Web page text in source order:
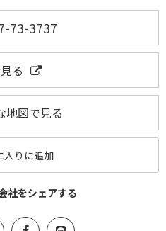
73-3737
る
地図で見る
入りに追加
社をシェアする